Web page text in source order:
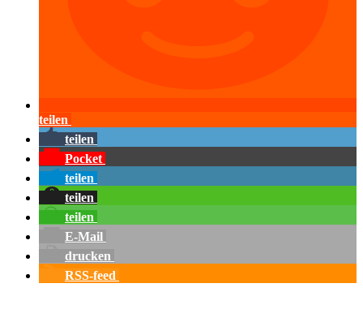
teilen
teilen
Pocket
teilen
teilen
teilen
E-Mail
drucken
RSS-feed